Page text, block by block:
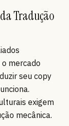
Tradução
mercado
seu copy
exigem
mecânica.